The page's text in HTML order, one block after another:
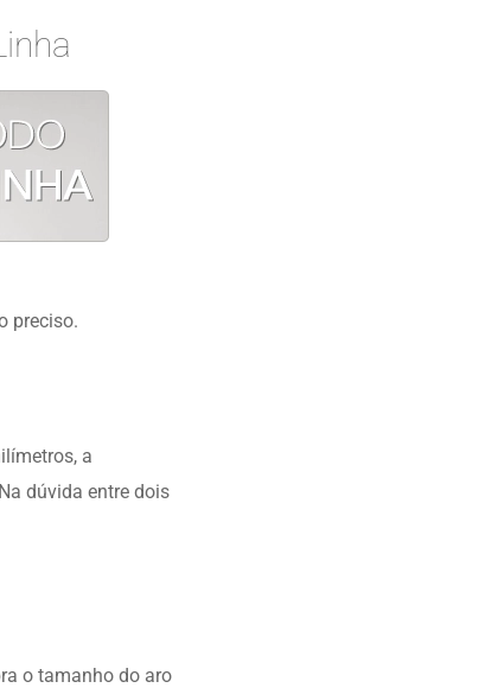
preciso.
a
dúvida entre dois
o tamanho do aro